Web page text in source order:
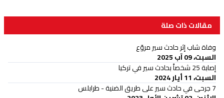
مقالات ذات صلة
وفاة شاب إثر حادث سير مروّع
السبت، 09 آب 2025
إصابة 25 شخصاً بحادث سير في تركيا
السبت، 11 أيار 2024
7 جرحى في حادث سير على طريق الضنية - طرابلس